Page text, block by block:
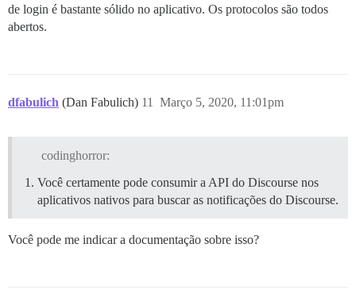
de login é bastante sólido no aplicativo. Os protocolos são todos
abertos.
dfabulich (Dan Fabulich) Março 5, 2020, 11:01pm
11
codinghorror:
Você certamente pode consumir a API do Discourse nos
aplicativos nativos para buscar as notificações do Discourse.
Você pode me indicar a documentação sobre isso?